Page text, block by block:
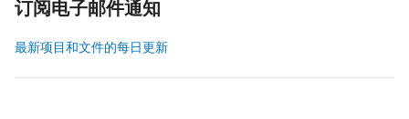
订阅电子邮件通知
最新项目和文件的每日更新